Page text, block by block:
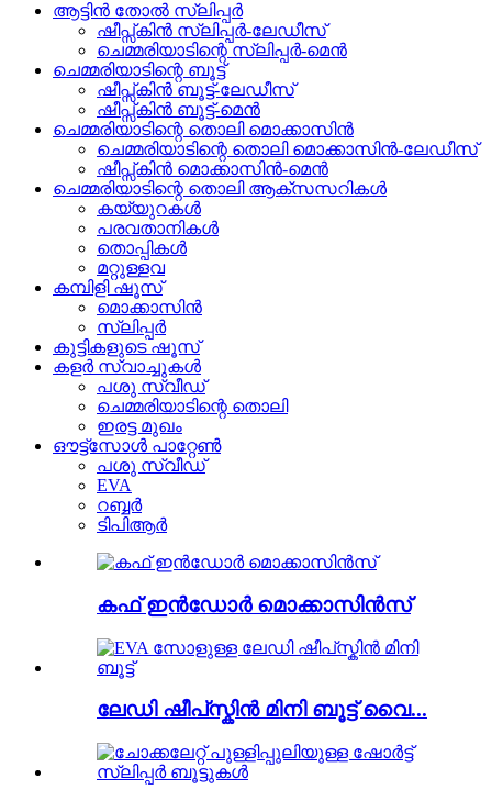
ആട്ടിൻ തോൽ സ്ലിപ്പർ
ഷീപ്സ്കിൻ സ്ലിപ്പർ-ലേഡീസ്
ചെമ്മരിയാടിന്റെ സ്ലിപ്പർ-മെൻ
ചെമ്മരിയാടിന്റെ ബൂട്ട്
ഷീപ്സ്കിൻ ബൂട്ട്-ലേഡീസ്
ഷീപ്സ്കിൻ ബൂട്ട്-മെൻ
ചെമ്മരിയാടിന്റെ തൊലി മൊക്കാസിൻ
ചെമ്മരിയാടിന്റെ തൊലി മൊക്കാസിൻ-ലേഡീസ്
ഷീപ്സ്കിൻ മൊക്കാസിൻ-മെൻ
ചെമ്മരിയാടിന്റെ തൊലി ആക്സസറികൾ
കയ്യുറകൾ
പരവതാനികൾ
തൊപ്പികൾ
മറ്റുള്ളവ
കമ്പിളി ഷൂസ്
മൊക്കാസിൻ
സ്ലിപ്പർ
കുട്ടികളുടെ ഷൂസ്
കളർ സ്വാച്ചുകൾ
പശു സ്വീഡ്
ചെമ്മരിയാടിന്റെ തൊലി
ഇരട്ട മുഖം
ഔട്ട്‌സോൾ പാറ്റേൺ
പശു സ്വീഡ്
EVA
റബ്ബർ
ടിപിആർ
കഫ് ഇൻഡോർ മൊക്കാസിൻസ്
ലേഡി ഷീപ്‌സ്കിൻ മിനി ബൂട്ട് വൈ...